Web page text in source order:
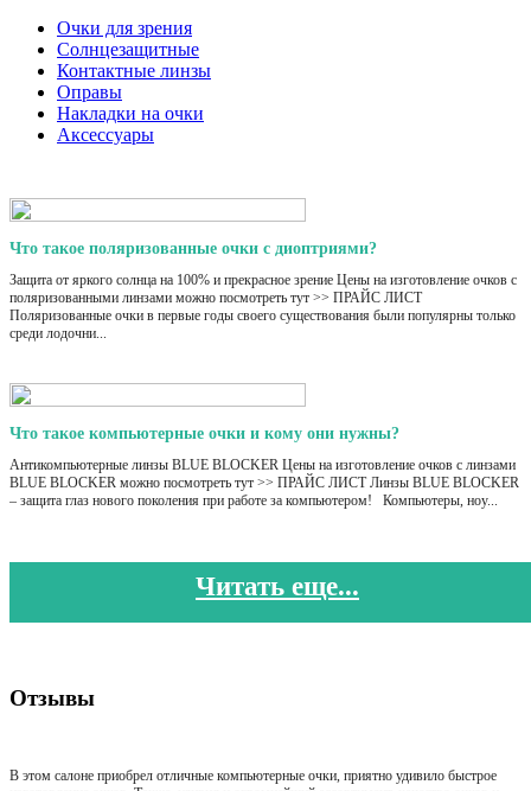
Очки для зрения
Солнцезащитные
Контактные линзы
Оправы
Накладки на очки
Аксессуары
Что такое поляризованные очки с диоптриями?
Защита от яркого солнца на 100% и прекрасное зрение Цены на изготовление очков с
поляризованными линзами можно посмотреть тут >> ПРАЙС ЛИСТ
Поляризованные очки в первые годы своего существования были популярны только
среди лодочни...
Что такое компьютерные очки и кому они нужны?
Антикомпьютерные линзы BLUE BLOCKER Цены на изготовление очков с линзами
BLUE BLOCKER можно посмотреть тут >> ПРАЙС ЛИСТ Линзы BLUE BLOCKER
– защита глаз нового поколения при работе за компьютером! Компьютеры, ноу...
Читать еще...
Отзывы
В этом салоне приобрел отличные компьютерные очки, приятно удивило быстрое